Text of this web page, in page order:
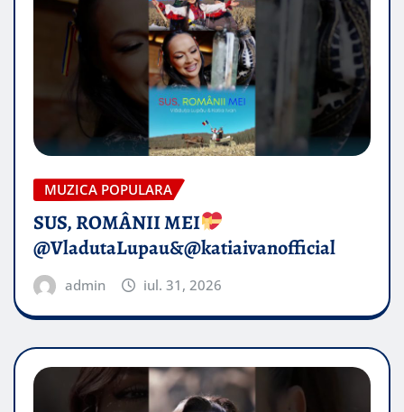
MUZICA POPULARA
SUS, ROMÂNII MEI
@VladutaLupau&@katiaivanofficial
admin iul. 31, 2026